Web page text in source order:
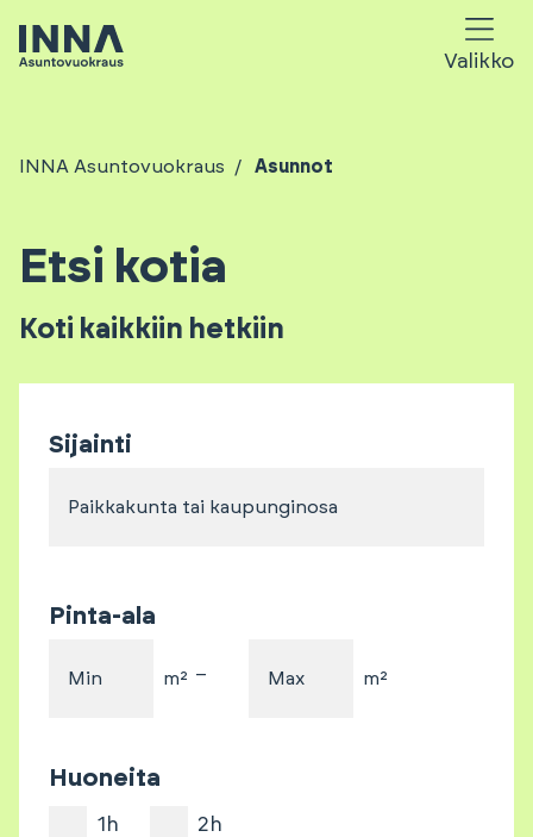
Valikko
INNA Asuntovuokraus Asunnot
Etsi kotia
Koti kaikkiin hetkiin
Sijainti
Paikkakunta tai kaupunginosa
Pinta-ala
Min m² – Max m²
Huoneita
1h 2h